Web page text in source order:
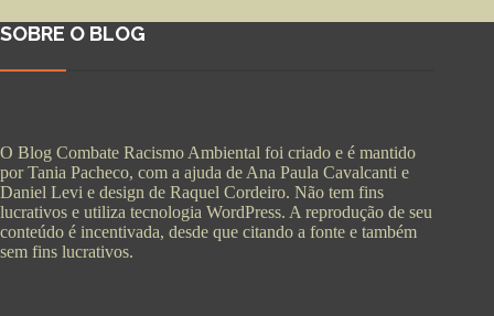
SOBRE O BLOG
O Blog Combate Racismo Ambiental foi criado e é mantido
por Tania Pacheco, com a ajuda de Ana Paula Cavalcanti e
Daniel Levi e design de Raquel Cordeiro. Não tem fins
lucrativos e utiliza tecnologia WordPress. A reprodução de seu
conteúdo é incentivada, desde que citando a fonte e também
sem fins lucrativos.